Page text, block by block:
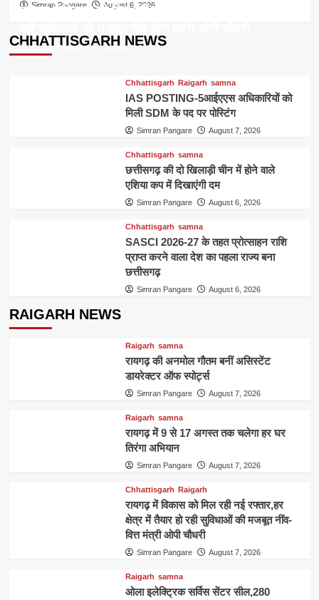
Simran Pangare August 6, 2026
CHHATTISGARH NEWS
रायगढ़ में विकास को मिल रही नई रफ्तार,हर क्षेत्र में तैयार हो
Simran Pangare August 7, 2026
Chhattisgarh Raigarh samna
IAS POSTING-5आईएएस अधिकारियों को
मिली SDM के पद पर पोस्टिंग
Simran Pangare August 7, 2026
Chhattisgarh samna
छत्तीसगढ़ की दो खिलाड़ी चीन में होने वाले
एशिया कप में दिखाएंगी दम
Simran Pangare August 6, 2026
Chhattisgarh samna
SASCI 2026-27 के तहत प्रोत्साहन राशि
प्राप्त करने वाला देश का पहला राज्य बना
छत्तीसगढ़
Simran Pangare August 6, 2026
RAIGARH NEWS
Raigarh samna
रायगढ़ की अनमोल गौतम बनीं असिस्टेंट
डायरेक्टर ऑफ स्पोर्ट्स
Simran Pangare August 7, 2026
Raigarh samna
रायगढ़ में 9 से 17 अगस्त तक चलेगा हर घर
तिरंगा अभियान
Simran Pangare August 7, 2026
Chhattisgarh Raigarh
रायगढ़ में विकास को मिल रही नई रफ्तार,हर
क्षेत्र में तैयार हो रही सुविधाओं की मजबूत नींव-
वित्त मंत्री ओपी चौधरी
Simran Pangare August 7, 2026
Raigarh samna
ओला इलेक्ट्रिक सर्विस सेंटर सील,280